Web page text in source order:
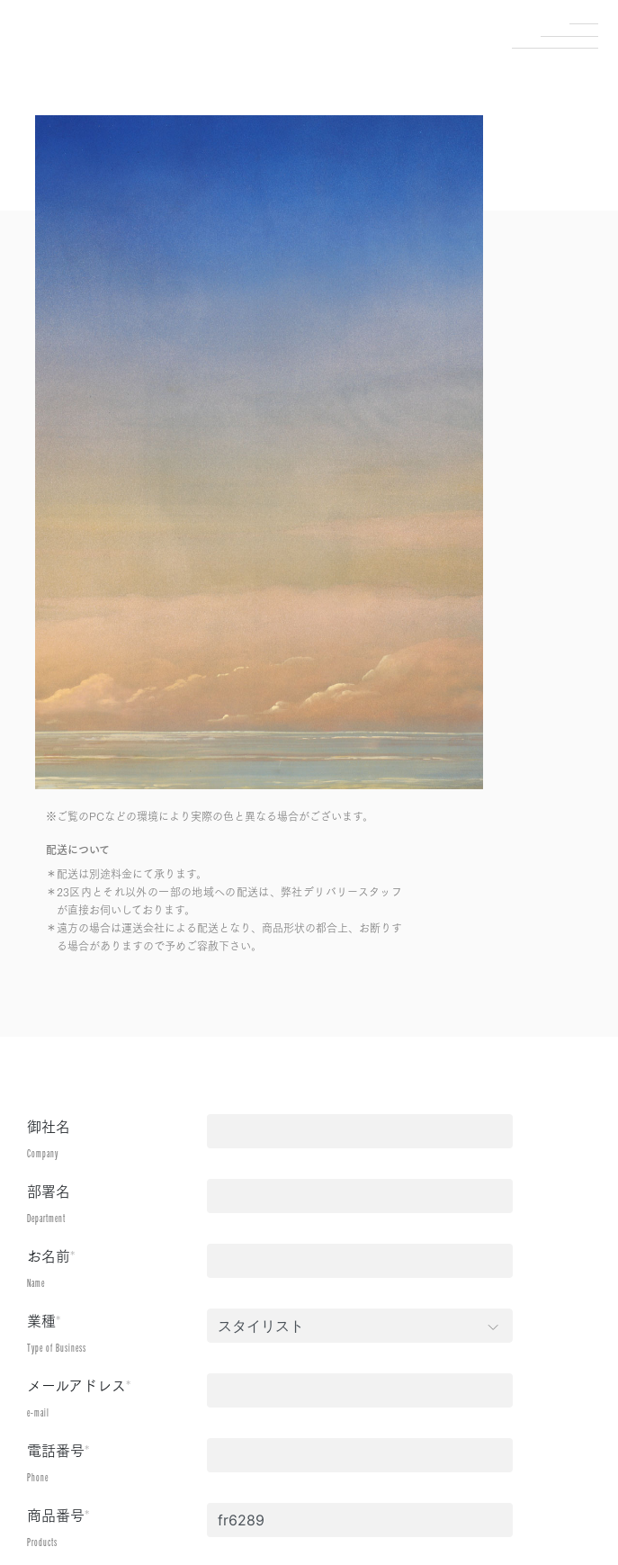
※ご覧のPCなどの環境により実際の色と異なる場合がございます。
配送について
＊配送は別途料金にて承ります。
＊23区内とそれ以外の一部の地域への配送は、弊社デリバリースタッフ
が直接お伺いしております。
＊遠方の場合は運送会社による配送となり、商品形状の都合上、お断りす
る場合がありますので予めご容赦下さい。
御社名
Company
部署名
Department
お名前*
Name
業種*
Type of Business
メールアドレス*
e-mail
電話番号*
Phone
商品番号*
Products